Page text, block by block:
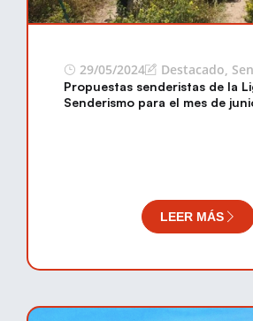
29/05/2024 Destacado,
Propuestas senderistas de la
Senderismo para el mes de
LEER MÁS